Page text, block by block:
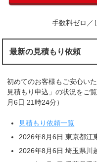
手数料ゼロ／
最新の見積もり依頼
初めてのお客様もご安心い
見積もり申込」の状況をご
月6日 21時24分）
見積もり依頼一覧
2026年8月6日 東京都江
2026年8月6日 埼玉県川